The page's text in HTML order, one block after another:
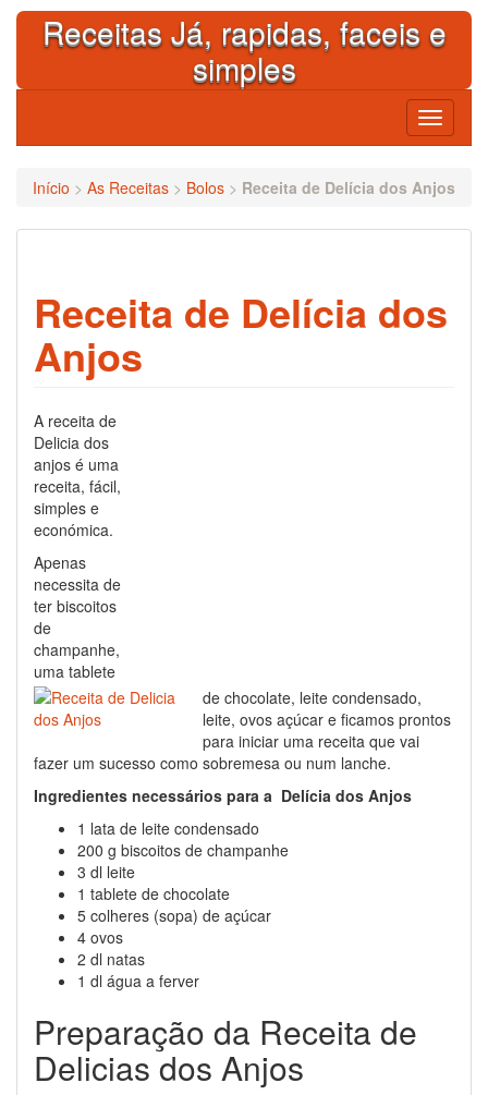
Skip
contentReceitas Já, rapidas, faceis e
simples
Toggle
Início > As Receitas > Bolos > Receita de Delícia dos Anjos
Receita de Delícia dos
Anjos
A receita de
Delicia dos
anjos é uma
receita, fácil,
simples e
económica.
Apenas
necessita de
ter biscoitos
de
champanhe,
uma tablete
de chocolate, leite condensado,
leite, ovos açúcar e ficamos prontos
para iniciar uma receita que vai
fazer um sucesso como sobremesa ou num lanche.
Ingredientes necessários para a Delícia dos Anjos
1 lata de leite condensado
200 g biscoitos de champanhe
3 dl leite
1 tablete de chocolate
5 colheres (sopa) de açúcar
4 ovos
2 dl natas
1 dl água a ferver
Preparação da Receita de
Delicias dos Anjos